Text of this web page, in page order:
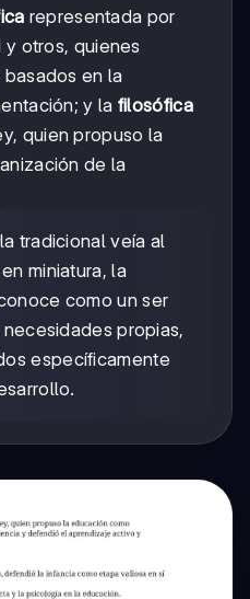
representada por
otros, quienes
en la
y la filosófica
quien propuso la
de la
tradicional veía al
miniatura, la
como un ser
propias,
específicamente